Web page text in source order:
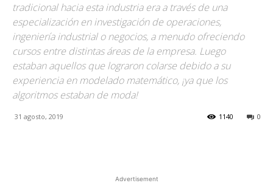
tradicional hacia esta industria era a través de una
especialización en investigación de operaciones,
ingeniería industrial o negocios, a menudo ofreciendo
cursos entre distintas áreas de la empresa. Luego
estaban aquellos que lograron colarse debido a su
experiencia en modelado matemático, ¡ya que los
algoritmos estaban de moda!
31 agosto, 2019 0
1140
Advertisement